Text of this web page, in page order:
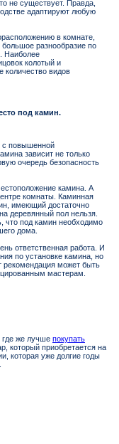
не существует. Правда,
адаптируют любую
в комнате,
разнообразие по
Наиболее
колотый и
количество видов
под камин.
с повышенной
зависит не только
очередь безопасность
камина. А
комнаты. Каминная
имеющий достаточно
деревянный пол нельзя.
что под камин необходимо
дома.
ответственная работа. И
по установке камина, но
рекомендация может быть
мастерам.
где же лучше покупать
который приобретается на
которая уже долгие годы